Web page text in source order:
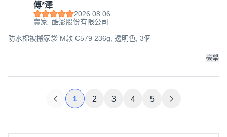
傅*澤
2026.08.06
賣家: 酷澎股份有限公司
防水棉被搬家袋 M款 C579 236g, 透明色, 3個
檢舉
1 2 3 4 5